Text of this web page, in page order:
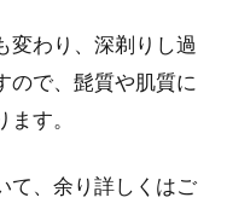
ソリ？電気シェーバ
てみた！
て人気を二分する、t字カミ
変わり、深剃りし過
ので、髭質や肌質に
す。
て、余り詳しくはご